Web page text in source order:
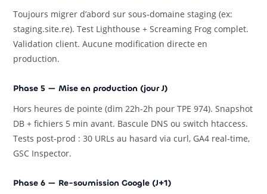
Toujours migrer d’abord sur sous-domaine staging (ex:
staging.site.re). Test Lighthouse + Screaming Frog complet.
Validation client. Aucune modification directe en
production.
Phase 5 — Mise en production (jour J)
Hors heures de pointe (dim 22h-2h pour TPE 974). Snapshot
DB + fichiers 5 min avant. Bascule DNS ou switch htaccess.
Tests post-prod : 30 URLs au hasard via curl, GA4 real-time,
GSC Inspector.
Phase 6 — Re-soumission Google (J+1)